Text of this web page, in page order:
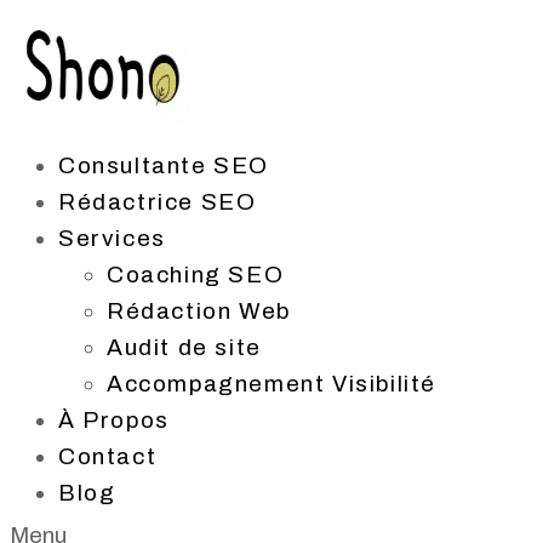
Consultante SEO
Rédactrice SEO
Services
Coaching SEO
Rédaction Web
Audit de site
Accompagnement Visibilité
À Propos
Contact
Blog
Menu